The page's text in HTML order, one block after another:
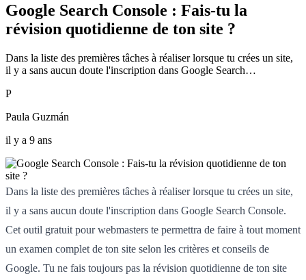
Google Search Console : Fais-tu la
révision quotidienne de ton site ?
Dans la liste des premières tâches à réaliser lorsque tu crées un site,
il y a sans aucun doute l'inscription dans Google Search…
P
Paula Guzmán
il y a 9 ans
Dans la liste des premières tâches à réaliser lorsque tu crées un site,
il y a sans aucun doute l'inscription dans Google Search Console.
Cet outil gratuit pour webmasters te permettra de faire à tout moment
un examen complet de ton site selon les critères et conseils de
Google. Tu ne fais toujours pas la révision quotidienne de ton site